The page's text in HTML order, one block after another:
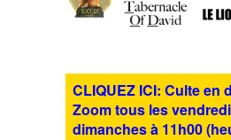
CLIQUEZ ICI: Culte en
Zoom tous les
dimanches à 11h00